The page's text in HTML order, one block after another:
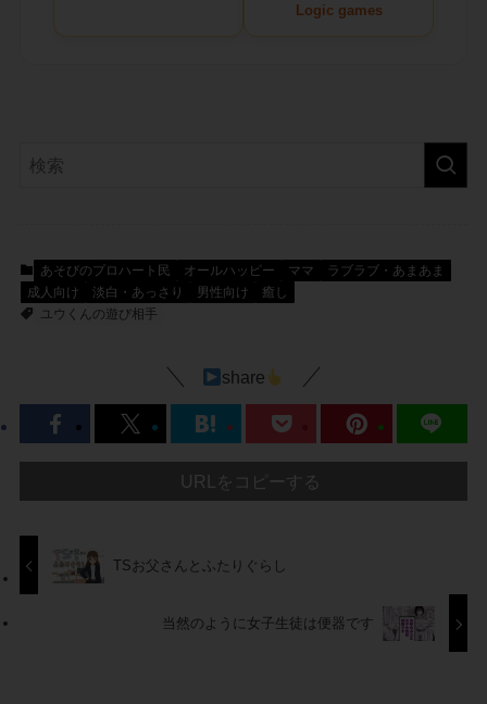
Logic games
あそびのプロハート民 オールハッピー ママ
ラブラブ・あまあま
成人向け
淡白・あっさり 男性向け
癒し
ユウくんの遊び相手
share
URLをコピーする
TSお父さんとふたりぐらし
当然のように女子生徒は便器です